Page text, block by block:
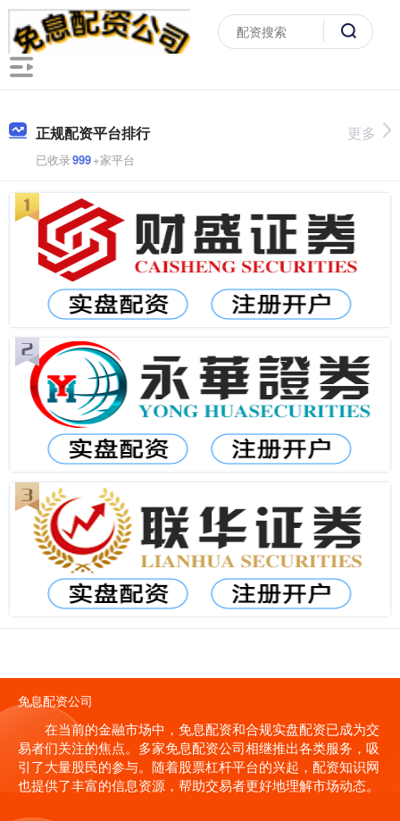
正规配资平台排行
已收录999+家平台
更多
免息配资公司
在当前的金融市场中，免息配资和合规实盘配资已成为交
易者们关注的焦点。多家免息配资公司相继推出各类服务，吸
引了大量股民的参与。随着股票杠杆平台的兴起，配资知识网
也提供了丰富的信息资源，帮助交易者更好地理解市场动态。